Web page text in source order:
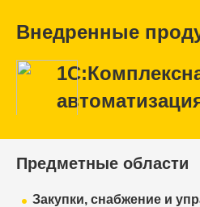
Внедренные
Предметные области
Закупки, снабжение и